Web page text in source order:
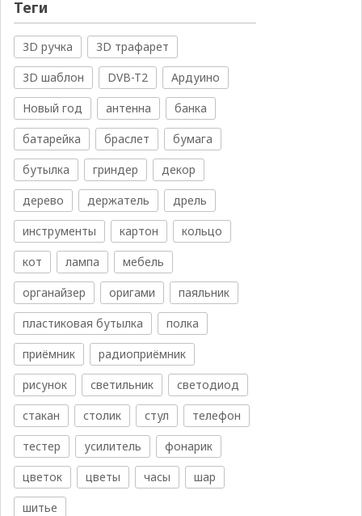
Теги
3D ручка
3D трафарет
3D шаблон
DVB-T2
Ардуино
Новый год
антенна
банка
батарейка
браслет
бумага
бутылка
гриндер
декор
дерево
держатель
дрель
инструменты
картон
кольцо
кот
лампа
мебель
органайзер
оригами
паяльник
пластиковая бутылка
полка
приёмник
радиоприёмник
рисунок
светильник
светодиод
стакан
столик стул
телефон
тестер
усилитель
фонарик
цветок
цветы часы
шар
шитье